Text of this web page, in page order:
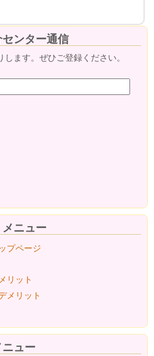
ンター通信
ます。ぜひご登録ください。
ニュー
プページ
リット
メリット
ュー